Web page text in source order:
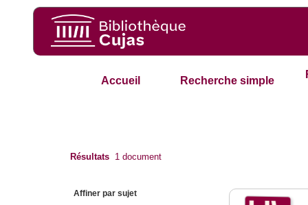
Accueil Recherche simple
Résultats 1 document
Affiner par sujet